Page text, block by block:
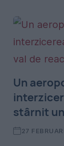
Un
stârnit
27